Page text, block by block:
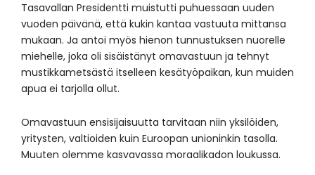
Tasavallan Presidentti muistutti puhuessaan uuden
vuoden päivänä, että kukin kantaa vastuuta mittansa
mukaan. Ja antoi myös hienon tunnustuksen nuorelle
miehelle, joka oli sisäistänyt omavastuun ja tehnyt
mustikkametsästä itselleen kesätyöpaikan, kun muiden
apua ei tarjolla ollut.
Omavastuun ensisijaisuutta tarvitaan niin yksilöiden,
yritysten, valtioiden kuin Euroopan unioninkin tasolla.
Muuten olemme kasvavassa moraalikadon loukussa.